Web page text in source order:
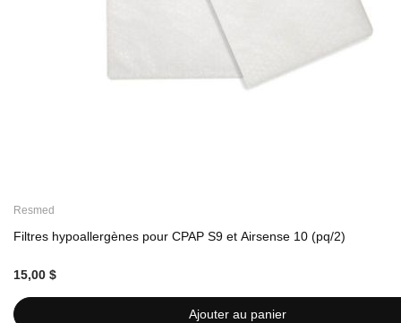
Ajouter au panier
Resmed
Filtres hypoallergènes pour CPAP S9 et Airsense 10 (pq/2)
15,00 $